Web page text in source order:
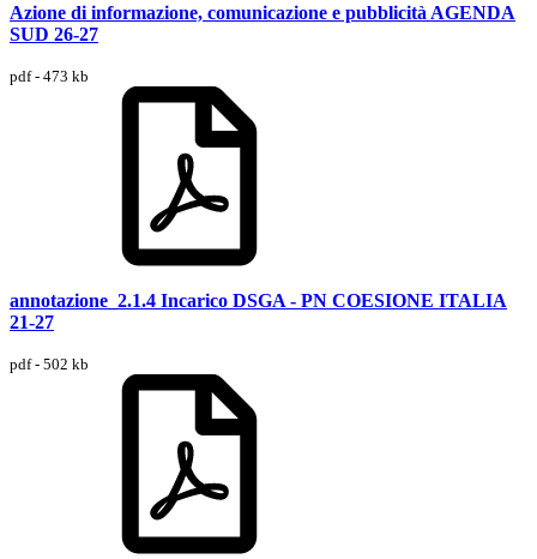
Azione di informazione, comunicazione e pubblicità AGENDA
SUD 26-27
pdf - 473 kb
annotazione_2.1.4 Incarico DSGA - PN COESIONE ITALIA
21-27
pdf - 502 kb